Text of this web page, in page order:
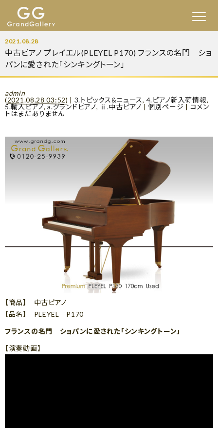
2021.08.28
中古ピアノ プレイエル(PLEYEL P170) フランスの名門 ショ
パンに愛された「シンキングトーン」
admin
(2021.08.28 03:52) | 3.トピックス&ニュース, 4.ピアノ新入荷情報,
5.輸入ピアノ,a.グランドピアノ, ⅱ.中古ピアノ |個別ページ | コメン
トはまだありません
【商品】 中古ピアノ
【品名】 PLEYEL P170
フランスの名門 ショパンに愛された「シンキングトーン」
【演奏動画】